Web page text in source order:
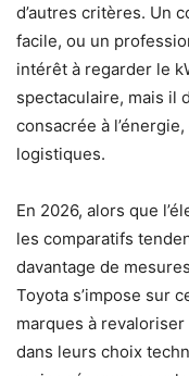
d’autres critères. Un
facile, ou un
intérêt à regarder le
spectaculaire, mais il
consacrée à
logistiques.
En 2026, alors que
les comparatifs
davantage de
Toyota s’impose sur
marques à
dans leurs choix